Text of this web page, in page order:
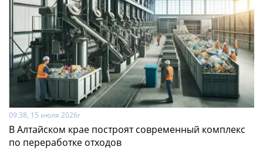
09:38, 15 июля 2026г
В Алтайском крае построят современный комплекс
по переработке отходов